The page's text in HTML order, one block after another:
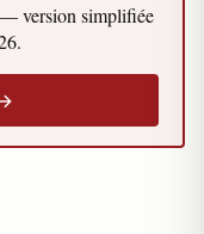
— version simplifiée
.